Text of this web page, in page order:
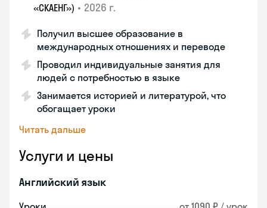
«СКАЕНГ») • 2026 г.
Получил высшее образование в
международных отношениях и переводе
Проводил индивидуальные занятия для
людей с потребностью в языке
Занимается историей и литературой, что
обогащает уроки
Читать дальше
Услуги и цены
Английский язык